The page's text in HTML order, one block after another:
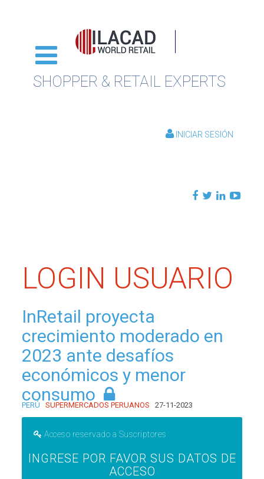
SHOPPER & RETAIL EXPERTS
INICIAR SESIÓN
LOGIN USUARIO
InRetail proyecta
crecimiento moderado en
2023 ante desafíos
económicos y menor
consumo
PERÚ SUPERMERCADOS PERUANOS 27-11-2023
Acceso reservado a Suscriptores
INGRESE POR FAVOR SUS DATOS DE
ACCESO